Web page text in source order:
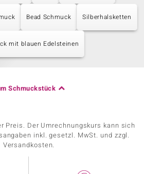
Bead Schmuck Silberhalsketten
mit blauen Edelsteinen
Schmuckstück
Preis. Der Umrechnungskurs kann sich
inkl. gesetzl. MwSt. und zzgl.
Versandkosten.